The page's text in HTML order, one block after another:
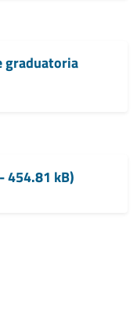
graduatoria
454.81 kB)